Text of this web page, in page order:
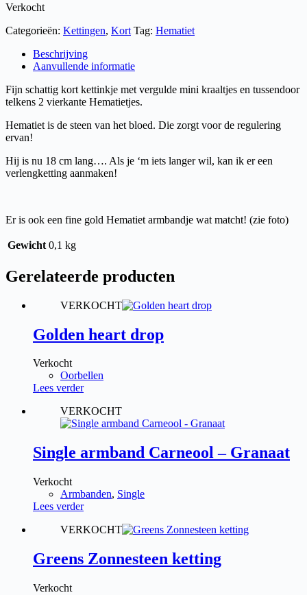
Verkocht
Categorieën: Kettingen, Kort Tag: Hematiet
Beschrijving
Aanvullende informatie
Fijn schattig kort kettinkje met vergulde mini kraaltjes en tussendoor
telkens 2 vierkante Hematietjes.
Hematiet is de steen van het bloed. Die zorgt voor de regulering
ervan!
Hij is nu 18 cm lang…. Als je ‘m iets langer wil, kan ik er een
verlengketting aanmaken!
Er is ook een fine gold Hematiet armbandje wat matcht! (zie foto)
Gewicht 0,1 kg
Gerelateerde producten
VERKOCHT
Golden heart drop
Verkocht
Oorbellen
Lees verder
VERKOCHT
Single armband Carneool – Granaat
Verkocht
Armbanden, Single
Lees verder
VERKOCHT
Greens Zonnesteen ketting
Verkocht